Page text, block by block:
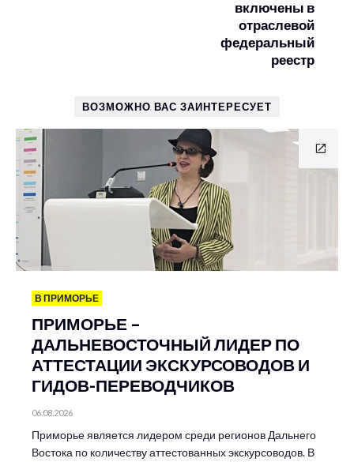
включены в
отраслевой
федеральный
реестр
ВОЗМОЖНО ВАС ЗАИНТЕРЕСУЕТ
В ПРИМОРЬЕ
ПРИМОРЬЕ –
ДАЛЬНЕВОСТОЧНЫЙ ЛИДЕР ПО
АТТЕСТАЦИИ ЭКСКУРСОВОДОВ И
ГИДОВ-ПЕРЕВОДЧИКОВ
06.08.2026
Приморье является лидером среди регионов Дальнего
Востока по количеству аттестованных экскурсоводов. В